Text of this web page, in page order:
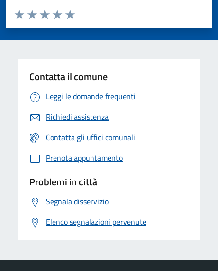
Valuta da 1 a 5 stelle la pagina
Valuta 5 stelle su 5
Valuta 4 stelle su 5
Valuta 3 stelle su 5
Valuta 2 stelle su 5
Valuta 1 stelle su 5
Contatta il comune
Leggi le domande frequenti
Richiedi assistenza
Contatta gli uffici comunali
Prenota appuntamento
Problemi in città
Segnala disservizio
Elenco segnalazioni pervenute